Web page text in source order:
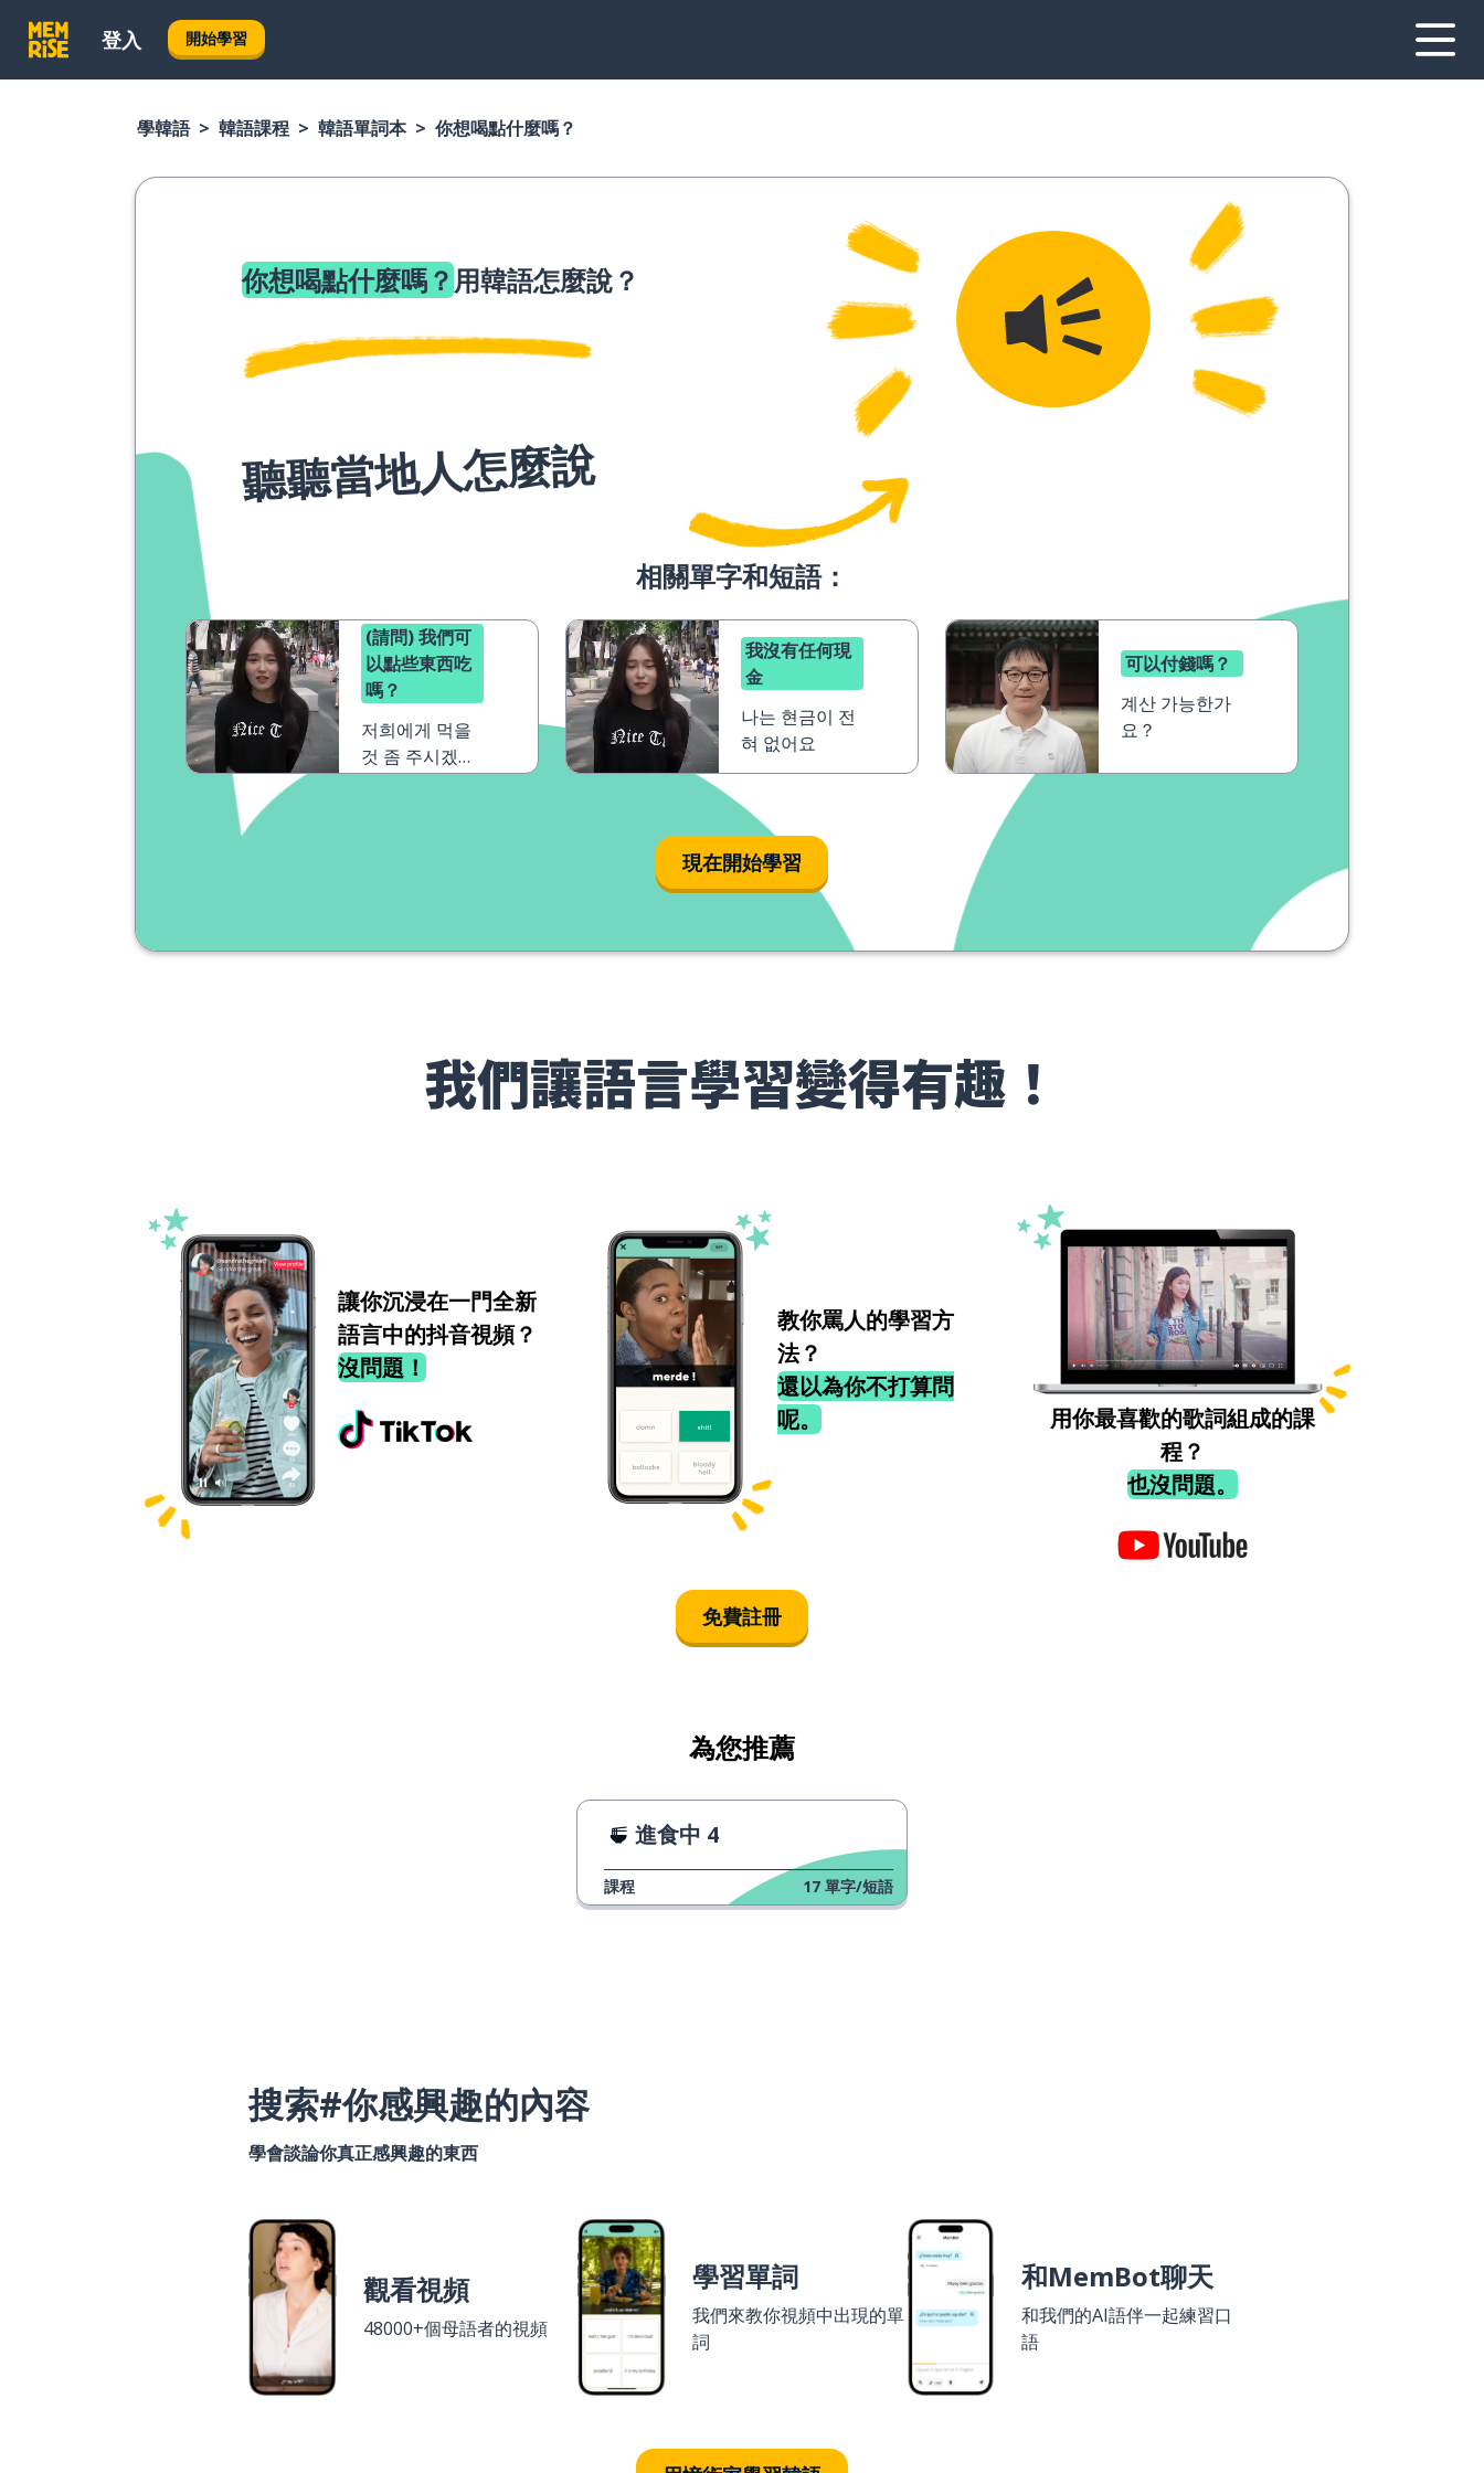
登入 開始學習
學韓語 韓語課程 韓語單詞本 你想喝點什麼嗎？
你想喝點什麼嗎？用韓語怎麼說？
聽聽當地人怎麼說
相關單字和短語：
(請問) 我們可
以點些東西吃
嗎？
저희에게 먹을
것 좀 주시겠어
我沒有任何現
金
나는 현금이 전
혀 없어요
可以付錢嗎？
계산 가능한가
요？
現在開始學習
我們讓語言學習變得有趣！
讓你沉浸在一門全新
語言中的抖音視頻？
沒問題！
教你罵人的學習方
法？
還以為你不打算問
呢。
用你最喜歡的歌詞組成的課
程？
也沒問題。
免費註冊
為您推薦
進食中 4
課程 17 單字/短語
搜索#你感興趣的內容
學會談論你真正感興趣的東西
觀看視頻
48000+個母語者的視頻
學習單詞
我們來教你視頻中出現的單
詞
和MemBot聊天
和我們的AI語伴一起練習口
語